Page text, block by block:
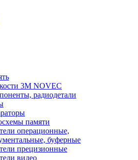
3M NOVEC
радиодетали
памяти
операционные,
буферные
прецизионные
видео